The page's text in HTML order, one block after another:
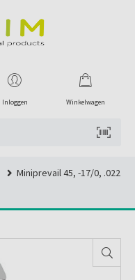
Winkelwagen
Inloggen
Miniprevail 45, -17/0, .022